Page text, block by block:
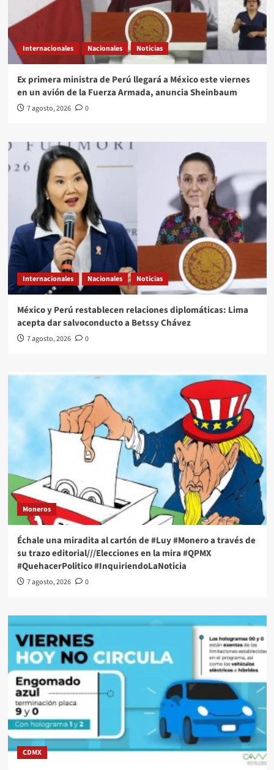
Internacionales Nacionales Noticias
Ex primera ministra de Perú llegará a México este viernes
en un avión de la Fuerza Armada, anuncia Sheinbaum
7 agosto, 2026 0
Internacionales Nacionales Noticias
México y Perú restablecen relaciones diplomáticas: Lima
acepta dar salvoconducto a Betssy Chávez
7 agosto, 2026 0
Moneros
Échale una miradita al cartón de #Luy #Monero a través de
su trazo editorial///Elecciones en la mira #QPMX
#QuehacerPolitico #InquiriendoLaNoticia
7 agosto, 2026 0
CDMX